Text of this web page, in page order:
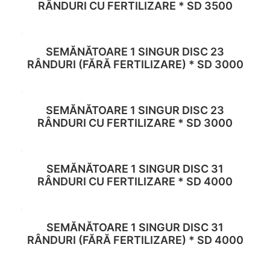
Read more
RÂNDURI CU FERTILIZARE * SD 3500
Read more
SEMĂNĂTOARE 1 SINGUR DISC 23
RÂNDURI (FĂRĂ FERTILIZARE) * SD 3000
Read more
SEMĂNĂTOARE 1 SINGUR DISC 23
RÂNDURI CU FERTILIZARE * SD 3000
Read more
SEMĂNĂTOARE 1 SINGUR DISC 31
RÂNDURI CU FERTILIZARE * SD 4000
Read more
SEMĂNĂTOARE 1 SINGUR DISC 31
RÂNDURI (FĂRĂ FERTILIZARE) * SD 4000